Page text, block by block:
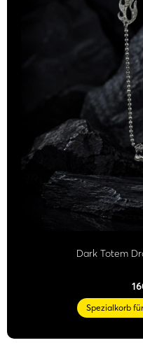
Dark Totem
Spezialkorb